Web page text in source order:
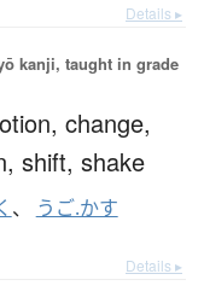
Details ▸
kanji, taught in grade
change,
shift, shake
、 うご.かす
Details ▸